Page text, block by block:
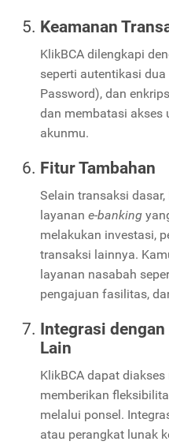
Keamanan
KlikBCA dilengkapi
seperti autentikasi dua
Password), dan
dan membatasi akses
akunmu.
Fitur Tambahan
Selain transaksi
layanan e-banking
melakukan investasi,
transaksi lainnya.
layanan nasabah
pengajuan fasilitas,
Integrasi
Lain
KlikBCA dapat
memberikan
melalui ponsel.
atau perangkat lunak